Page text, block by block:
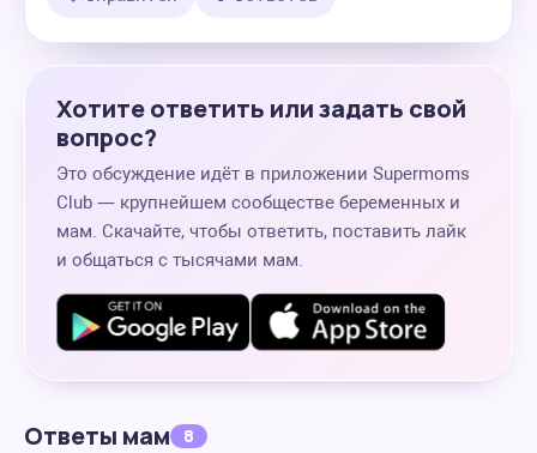
Хотите ответить или задать свой
вопрос?
Это обсуждение идёт в приложении Supermoms
Club — крупнейшем сообществе беременных и
мам. Скачайте, чтобы ответить, поставить лайк
и общаться с тысячами мам.
Ответы мам 8